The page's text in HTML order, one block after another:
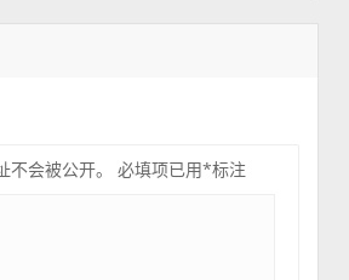
会被公开。 必填项已用*标注